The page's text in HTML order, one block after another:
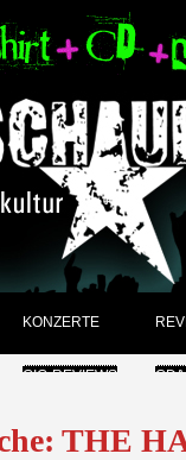
KONZERTE
GIG-REVIEWS CD/
THE